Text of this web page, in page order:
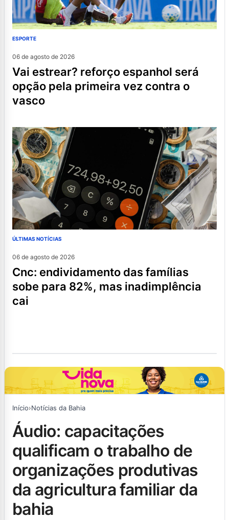
ESPORTE
06 de agosto de 2026
vai estrear? reforço espanhol será
opção pela primeira vez contra o
vasco
ÚLTIMAS NOTÍCIAS
06 de agosto de 2026
cnc: endividamento das famílias
sobe para 82%, mas inadimplência
cai
Início›Notícias da Bahia
áudio: capacitações
qualificam o trabalho de
organizações produtivas
da agricultura familiar da
bahia